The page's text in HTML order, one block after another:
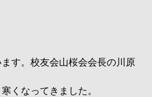
す。校友会山桜会会長の川原
くなってきました。